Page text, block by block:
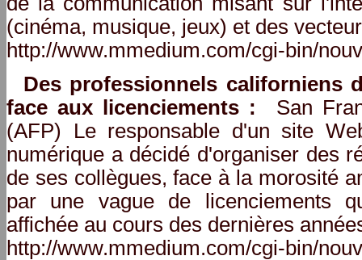
(cinéma, musique, jeux) et des
http://www.mmedium.com/cgi-bin/
Des professionnels californiens
face aux licenciements : San
(AFP) Le responsable d'un site
numérique a décidé d'organiser des
de ses collègues, face à la morosité
par une vague de licenciements
affichée au cours des dernières
http://www.mmedium.com/cgi-bin/